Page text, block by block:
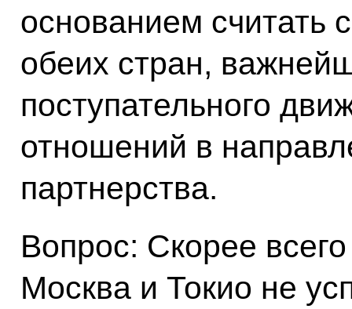
основанием считать
обеих стран,
поступательного
отношений в
партнерства.
Вопрос: Скорее
Москва и Токио не